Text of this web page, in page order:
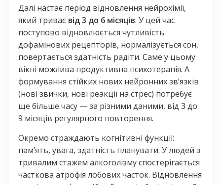
Далі настає період відновлення нейрохімії,
який триває від 3 до 6 місяців. У цей час
поступово відновлюється чутливість
дофамінових рецепторів, нормалізується сон,
повертається здатність радіти. Саме у цьому
вікні можлива продуктивна психотерапія. А
формування стійких нових нейронних зв’язків
(нові звички, нові реакції на стрес) потребує
ще більше часу — за різними даними, від 3 до
9 місяців регулярного повторення.
Окремо страждають когнітивні функції:
пам’ять, увага, здатність планувати. У людей з
тривалим стажем алкоголізму спостерігається
часткова атрофія лобових часток. Відновлення